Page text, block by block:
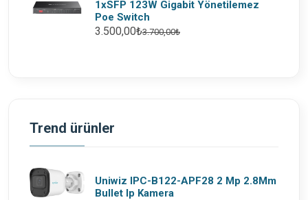
1xSFP 123W Gigabit Yönetilemez
Poe Switch
3.500,00₺3.700,00₺
Trend ürünler
Uniwiz IPC-B122-APF28 2 Mp 2.8Mm
Bullet Ip Kamera